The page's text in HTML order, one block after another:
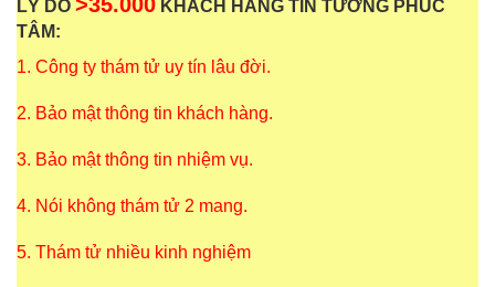
LÝ DO
KHÁCH HÀNG TIN TƯỞNG PHÚC
TÂM:
1. Công ty thám tử uy tín lâu đời.
2. Bảo mật thông tin khách hàng.
3. Bảo mật thông tin nhiệm vụ.
4. Nói không thám tử 2 mang.
5. Thám tử nhiều kinh nghiệm